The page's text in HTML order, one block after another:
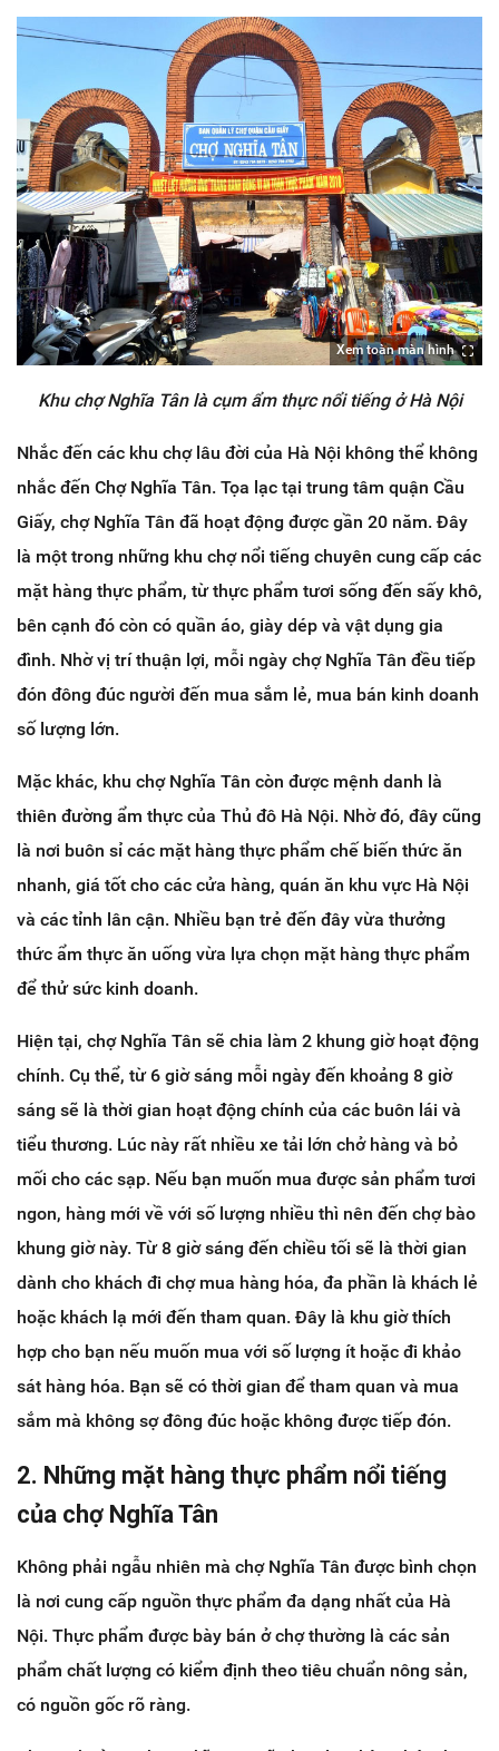
Xem toàn màn hình
Khu chợ Nghĩa Tân là cụm ẩm thực nổi tiếng ở Hà Nội
Nhắc đến các khu chợ lâu đời của Hà Nội không thể không
nhắc đến Chợ Nghĩa Tân. Tọa lạc tại trung tâm quận Cầu
Giấy, chợ Nghĩa Tân đã hoạt động được gần 20 năm. Đây
là một trong những khu chợ nổi tiếng chuyên cung cấp các
mặt hàng thực phẩm, từ thực phẩm tươi sống đến sấy khô,
bên cạnh đó còn có quần áo, giày dép và vật dụng gia
đình. Nhờ vị trí thuận lợi, mỗi ngày chợ Nghĩa Tân đều tiếp
đón đông đúc người đến mua sắm lẻ, mua bán kinh doanh
số lượng lớn.
Mặc khác, khu chợ Nghĩa Tân còn được mệnh danh là
thiên đường ẩm thực của Thủ đô Hà Nội. Nhờ đó, đây cũng
là nơi buôn sỉ các mặt hàng thực phẩm chế biến thức ăn
nhanh, giá tốt cho các cửa hàng, quán ăn khu vực Hà Nội
và các tỉnh lân cận. Nhiều bạn trẻ đến đây vừa thưởng
thức ẩm thực ăn uống vừa lựa chọn mặt hàng thực phẩm
để thử sức kinh doanh.
Hiện tại, chợ Nghĩa Tân sẽ chia làm 2 khung giờ hoạt động
chính. Cụ thể, từ 6 giờ sáng mỗi ngày đến khoảng 8 giờ
sáng sẽ là thời gian hoạt động chính của các buôn lái và
tiểu thương. Lúc này rất nhiều xe tải lớn chở hàng và bỏ
mối cho các sạp. Nếu bạn muốn mua được sản phẩm tươi
ngon, hàng mới về với số lượng nhiều thì nên đến chợ bào
khung giờ này. Từ 8 giờ sáng đến chiều tối sẽ là thời gian
dành cho khách đi chợ mua hàng hóa, đa phần là khách lẻ
hoặc khách lạ mới đến tham quan. Đây là khu giờ thích
hợp cho bạn nếu muốn mua với số lượng ít hoặc đi khảo
sát hàng hóa. Bạn sẽ có thời gian để tham quan và mua
sắm mà không sợ đông đúc hoặc không được tiếp đón.
2. Những mặt hàng thực phẩm nổi tiếng
của chợ Nghĩa Tân
Không phải ngẫu nhiên mà chợ Nghĩa Tân được bình chọn
là nơi cung cấp nguồn thực phẩm đa dạng nhất của Hà
Nội. Thực phẩm được bày bán ở chợ thường là các sản
phẩm chất lượng có kiểm định theo tiêu chuẩn nông sản,
có nguồn gốc rõ ràng.